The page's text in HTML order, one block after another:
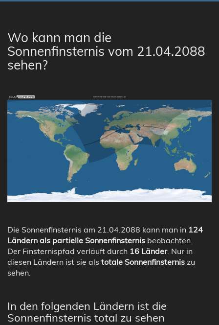
Wo kann man die
Sonnenfinsternis vom 21.04.2088
sehen?
Die Sonnenfinsternis am 21.04.2088 kann man in 124
Ländern als partielle Sonnenfinsternis beobachten.
Der Finsternispfad verläuft durch 16 Länder. Nur in
diesen Ländern ist sie als totale Sonnenfinsternis zu
sehen.
In den folgenden Ländern ist die
Sonnenfinsternis total zu sehen